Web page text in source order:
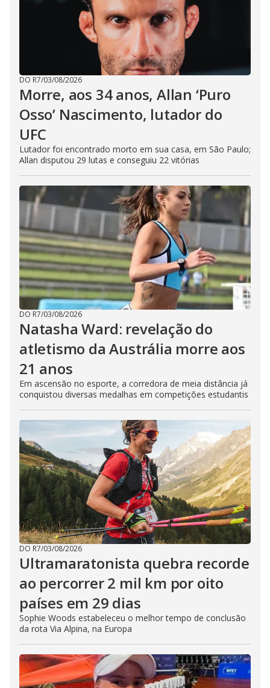
DO R7/03/08/2026
Morre, aos 34 anos, Allan ‘Puro
Osso’ Nascimento, lutador do
UFC
Lutador foi encontrado morto em sua casa, em São Paulo;
Allan disputou 29 lutas e conseguiu 22 vitórias
DO R7/03/08/2026
Natasha Ward: revelação do
atletismo da Austrália morre aos
21 anos
Em ascensão no esporte, a corredora de meia distância já
conquistou diversas medalhas em competições estudantis
DO R7/03/08/2026
Ultramaratonista quebra recorde
ao percorrer 2 mil km por oito
países em 29 dias
Sophie Woods estabeleceu o melhor tempo de conclusão
da rota Via Alpina, na Europa